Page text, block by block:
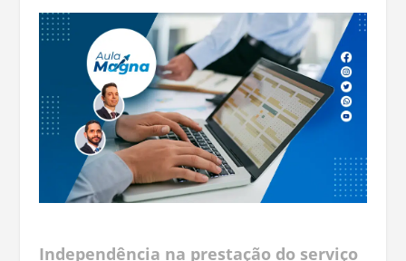
Independência na prestação do serviço